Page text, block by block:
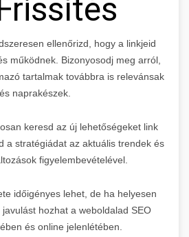
ellenőrizd, hogy a linkjeid
működnek. Bizonyosodj meg arról,
tartalmak továbbra is relevánsak
és naprakészek.
keresd az új lehetőségeket link
a stratégiádat az aktuális trendek és
figyelembevételével.
időigényes lehet, de ha helyesen
hozhat a weboldalad SEO
és online jelenlétében.